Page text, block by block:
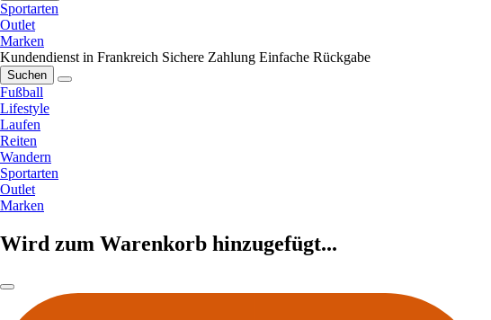
Sportarten
Outlet
Marken
Kundendienst in Frankreich Sichere Zahlung Einfache Rückgabe
Suchen
Fußball
Lifestyle
Laufen
Reiten
Wandern
Sportarten
Outlet
Marken
Wird zum Warenkorb hinzugefügt...